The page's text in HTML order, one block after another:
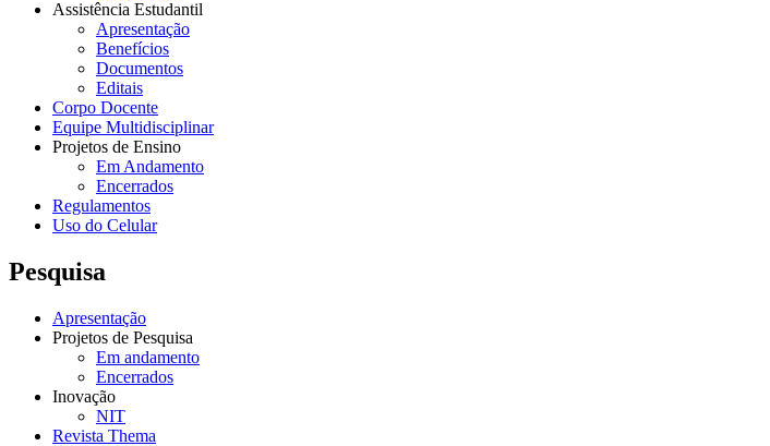
Assistência Estudantil
Apresentação
Benefícios
Documentos
Editais
Corpo Docente
Equipe Multidisciplinar
Projetos de Ensino
Em Andamento
Encerrados
Regulamentos
Uso do Celular
Pesquisa
Apresentação
Projetos de Pesquisa
Em andamento
Encerrados
Inovação
NIT
Revista Thema